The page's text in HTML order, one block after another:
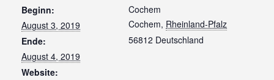
Beginn:
August 3, 2019
Ende:
August 4, 2019
Website:
Cochem
Cochem, Rheinland-Pfalz
56812 Deutschland